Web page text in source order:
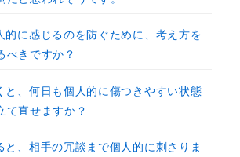
的に感じるのを防ぐために、考え方を
べきですか？
と、何日も個人的に傷つきやすい状態
て直せますか？
と、相手の冗談まで個人的に刺さりま